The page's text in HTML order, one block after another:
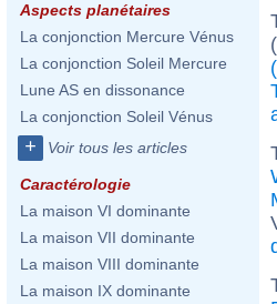
Aspects planétaires
La conjonction Mercure Vénus
La conjonction Soleil Mercure
Lune AS en dissonance
La conjonction Soleil Vénus
+ Voir tous les articles
Caractérologie
La maison VI dominante
La maison VII dominante
La maison VIII dominante
La maison IX dominante